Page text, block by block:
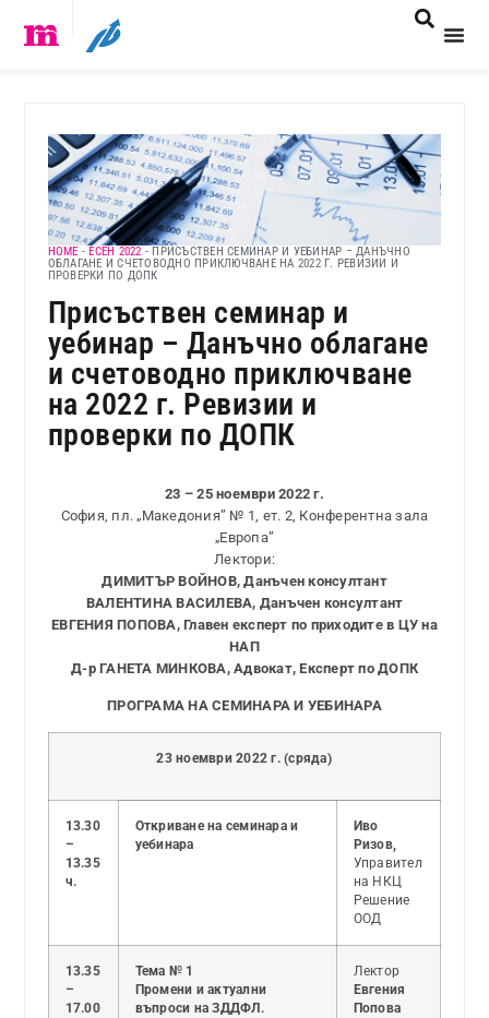
HOME - ЕСЕН 2022 - ПРИСЪСТВЕН СЕМИНАР И УЕБИНАР – ДАНЪЧНО
ОБЛАГАНЕ И СЧЕТОВОДНО ПРИКЛЮЧВАНЕ НА 2022 Г. РЕВИЗИИ И
ПРОВЕРКИ ПО ДОПК
Присъствен семинар и
уебинар – Данъчно облагане
и счетоводно приключване
на 2022 г. Ревизии и
проверки по ДОПК
23 – 25 ноември 2022 г.
София, пл. „Македония” № 1, ет. 2, Конферентна зала
„Европа”
Лектори:
ДИМИТЪР ВОЙНОВ, Данъчен консултант
ВАЛЕНТИНА ВАСИЛЕВА, Данъчен консултант
ЕВГЕНИЯ ПОПОВА, Главен експерт по приходите в ЦУ на
НАП
Д-р ГАНЕТА МИНКОВА, Адвокат, Експерт по ДОПК
ПРОГРАМА НА СЕМИНАРА И УЕБИНАРА
23 ноември 2022 г. (сряда)
13.30
–
13.35
ч.
Откриване на семинара и
уебинара
Иво
Ризов,
Управител
на НКЦ
Решение
ООД
13.35
–
17.00
Тема № 1
Промени и актуални
въпроси на ЗДДФЛ.
Лектор
Евгения
Попова